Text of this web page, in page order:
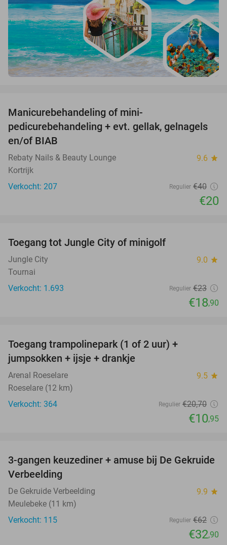
Manicurebehandeling of mini-
pedicurebehandeling + evt. gellak, gelnagels
en/of BIAB
Rebaty Nails & Beauty Lounge 9.6 star
Kortrijk
Verkocht: 207
Regulier €40
€20
Toegang tot Jungle City of minigolf
Jungle City 9.0 star
Tournai
Verkocht: 1.693
Regulier €23
€18,90
Toegang trampolinepark (1 of 2 uur) +
jumpsokken + ijsje + drankje
Arenal Roeselare 9.5 star
Roeselare (12 km)
Verkocht: 364
Regulier €20,70
€10,95
47%
3-gangen keuzediner + amuse bij De Gekruide
Verbeelding
De Gekruide Verbeelding 9.9 star
Meulebeke (11 km)
Verkocht: 115
Regulier €62
€32,90